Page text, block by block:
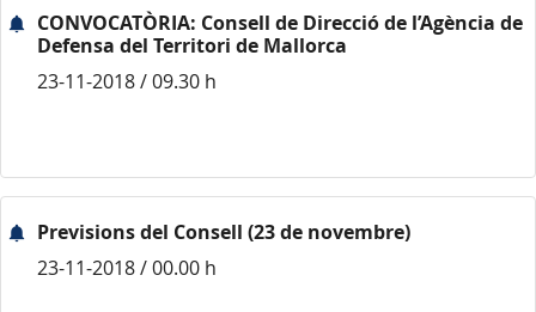
CONVOCATÒRIA: Consell de Direcció de l’Agència de
Defensa del Territori de Mallorca
23-11-2018 / 09.30 h
Previsions del Consell (23 de novembre)
23-11-2018 / 00.00 h